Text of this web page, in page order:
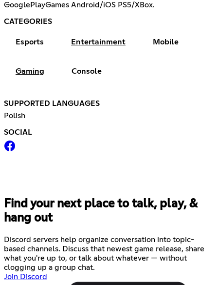
GooglePlayGames Android/iOS PS5/XBox.
CATEGORIES
Esports Entertainment Mobile
Gaming Console
SUPPORTED LANGUAGES
Polish
SOCIAL
Find your next place to talk, play, &
hang out
Discord servers help organize conversation into topic-
based channels. Discuss that newest game release, share
what you're up to, or talk about whatever — without
clogging up a group chat.
Join Discord